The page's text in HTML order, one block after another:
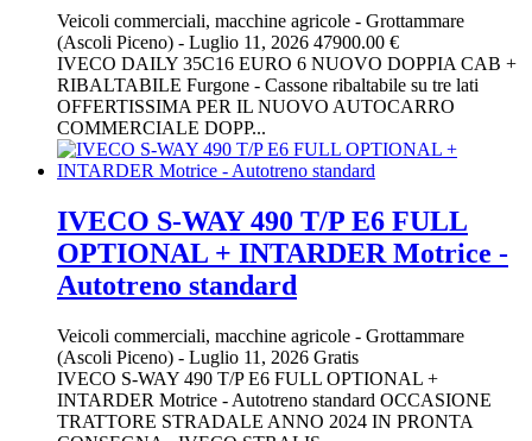
Veicoli commerciali, macchine agricole - Grottammare
(Ascoli Piceno) - Luglio 11, 2026 47900.00 €
IVECO DAILY 35C16 EURO 6 NUOVO DOPPIA CAB +
RIBALTABILE Furgone - Cassone ribaltabile su tre lati
OFFERTISSIMA PER IL NUOVO AUTOCARRO
COMMERCIALE DOPP...
IVECO S-WAY 490 T/P E6 FULL
OPTIONAL + INTARDER Motrice -
Autotreno standard
Veicoli commerciali, macchine agricole - Grottammare
(Ascoli Piceno) - Luglio 11, 2026 Gratis
IVECO S-WAY 490 T/P E6 FULL OPTIONAL +
INTARDER Motrice - Autotreno standard OCCASIONE
TRATTORE STRADALE ANNO 2024 IN PRONTA